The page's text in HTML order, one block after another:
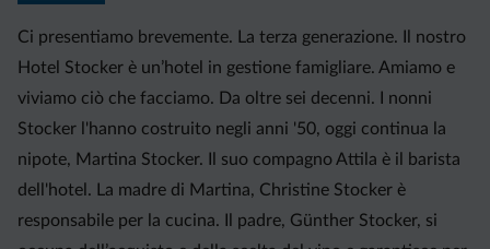
Ci presentiamo brevemente. La terza generazione. Il nostro
Hotel Stocker è un’hotel in gestione famigliare. Amiamo e
viviamo ciò che facciamo. Da oltre sei decenni. I nonni
Stocker l'hanno costruito negli anni '50, oggi continua la
nipote, Martina Stocker. Il suo compagno Attila è il barista
dell'hotel. La madre di Martina, Christine Stocker è
responsabile per la cucina. Il padre, Günther Stocker, si